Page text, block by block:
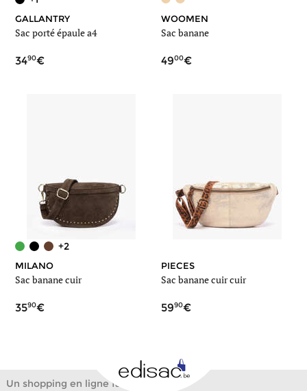
GALLANTRY
Sac porté épaule a4
3490
WOOMEN
Sac banane
4900
+2
MILANO
Sac banane cuir
3590
PIECES
Sac banane cuir cuir
5990
Un shopping en ligne facile